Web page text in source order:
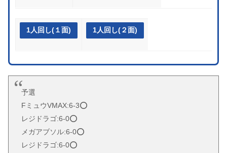
1人回し(１面) 1人回し(２面)
予選
FミュウVMAX:6-3⭕️
レジドラゴ:6-0⭕️
メガアブソル:6-0⭕️
レジドラゴ:6-0⭕️